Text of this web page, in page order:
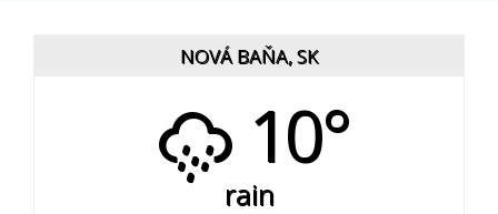
NOVÁ BAŇA, SK
10°
rain